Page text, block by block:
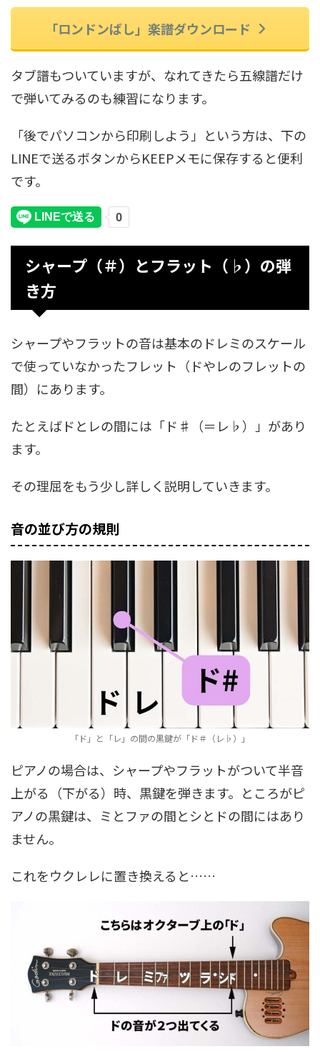
「ロンドンばし」楽譜ダウンロード
タブ譜もついていますが、なれてきたら五線譜だけ
で弾いてみるのも練習になります。
「後でパソコンから印刷しよう」という方は、下の
LINEで送るボタンからKEEPメモに保存すると便利
です。
シャープ（＃）とフラット（♭）の弾
き方
シャープやフラットの音は基本のドレミのスケール
で使っていなかったフレット（ドやレのフレットの
間）にあります。
たとえばドとレの間には「ド♯（＝レ♭）」があり
ます。
その理屈をもう少し詳しく説明していきます。
音の並び方の規則
「ド」と「レ」の間の黒鍵が「ド＃（レ♭）」
ピアノの場合は、シャープやフラットがついて半音
上がる（下がる）時、黒鍵を弾きます。ところがピ
アノの黒鍵は、ミとファの間とシとドの間にはあり
ません。
これをウクレレに置き換えると……